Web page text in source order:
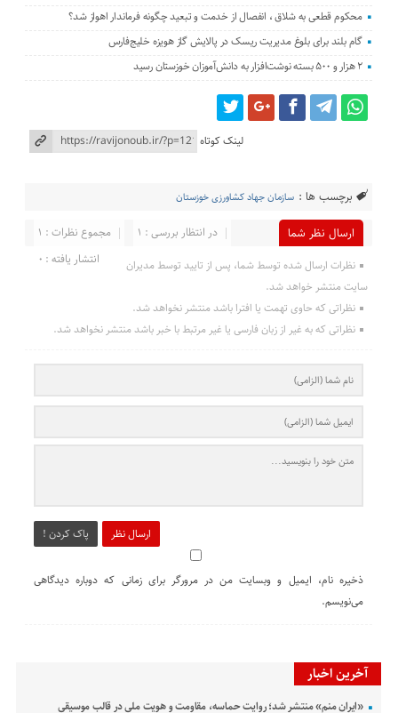
محکوم قطعی به شلاق ، انفصال از خدمت و تبعید چگونه فرماندار اهواز شد؟
گام بلند برای بلوغ مدیریت ریسک در پالایش گاز هویزه خلیج‌فارس
۲ هزار و ۵۰۰ بسته نوشت‌افزار به دانش‌آموزان خوزستان رسید
لینک کوتاه
برچسب ها : سازمان جهاد کشاورزی خوزستان
ارسال نظر شما مجموع نظرات : 1
در انتظار بررسی : 1
انتشار یافته : 0
نظرات ارسال شده توسط شما، پس از تایید توسط مدیران
سایت منتشر خواهد شد.
نظراتی که حاوی تهمت یا افترا باشد منتشر نخواهد شد.
نظراتی که به غیر از زبان فارسی یا غیر مرتبط با خبر باشد منتشر نخواهد شد.
ارسال نظر پاک کردن !
ذخیره نام، ایمیل و وبسایت من در مرورگر برای زمانی که دوباره دیدگاهی
می‌نویسم.
آخرین اخبار
«ایران منم» منتشر شد؛ روایت حماسه، مقاومت و هویت ملی در قالب موسیقی